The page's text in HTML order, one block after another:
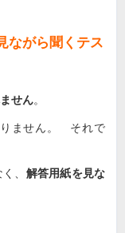
ながら聞くテス
せん。
りません。 それで
、 解答用紙を見な